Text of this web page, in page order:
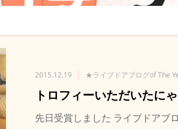
2015.12.19 ★ライブドアブログof The
トロフィーいただいたにゃ
先日受賞しました ライブドアブ